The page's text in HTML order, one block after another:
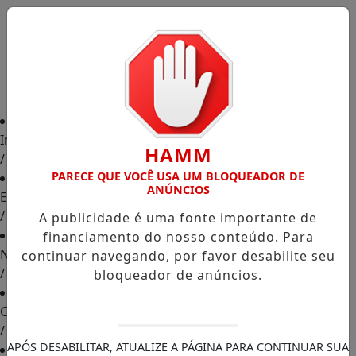
Início
/
Edições
/
Notícias
/
Contato
/
HAMM
PARECE QUE VOCÊ USA UM BLOQUEADOR DE
ANÚNCIOS
A publicidade é uma fonte importante de
financiamento do nosso conteúdo. Para
continuar navegando, por favor desabilite seu
bloqueador de anúncios.
APÓS DESABILITAR, ATUALIZE A PÁGINA PARA CONTINUAR SUA